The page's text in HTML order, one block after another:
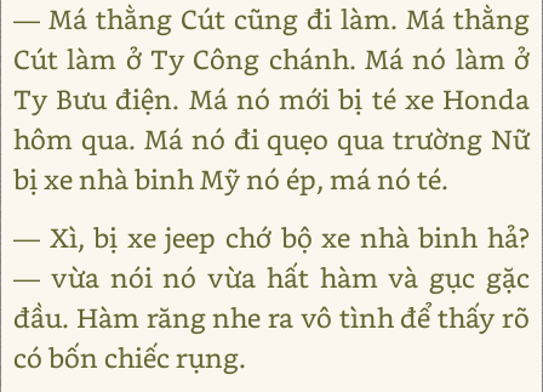
— Má thằng Cút cũng đi làm. Má thằng
Cút làm ở Ty Công chánh. Má nó làm ở
Ty Bưu điện. Má nó mới bị té xe Honda
hôm qua. Má nó đi quẹo qua trường Nữ
bị xe nhà binh Mỹ nó ép, má nó té.
— Xì, bị xe jeep chớ bộ xe nhà binh hả?
— vừa nói nó vừa hất hàm và gục gặc
đầu. Hàm răng nhe ra vô tình để thấy rõ
có bốn chiếc rụng.